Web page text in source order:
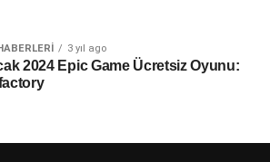
3 yıl ago
2024 Epic Game Ücretsiz Oyunu: